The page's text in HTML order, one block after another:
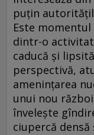
puțin
Este
dintr-o
caducă și
perspectivă,
amenințarea
unui nou
învelește
ciupercă densă